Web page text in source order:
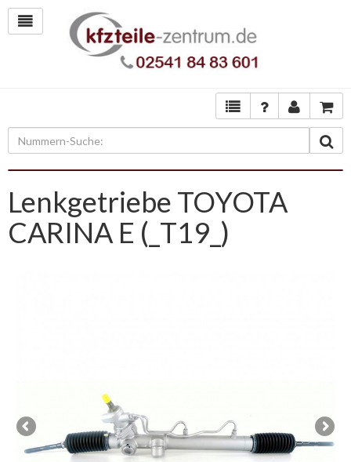
Lenkgetriebe TOYOTA
CARINA E (_T19_)